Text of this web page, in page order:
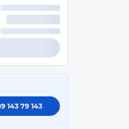
143 79 143